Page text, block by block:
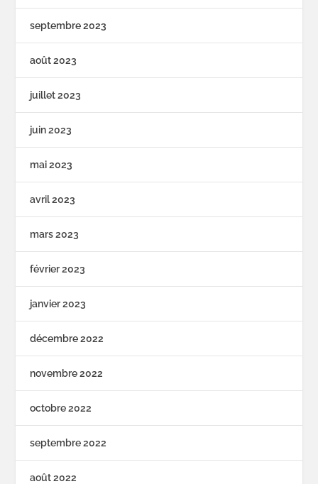
septembre 2023
août 2023
juillet 2023
juin 2023
mai 2023
avril 2023
mars 2023
février 2023
janvier 2023
décembre 2022
novembre 2022
octobre 2022
septembre 2022
août 2022